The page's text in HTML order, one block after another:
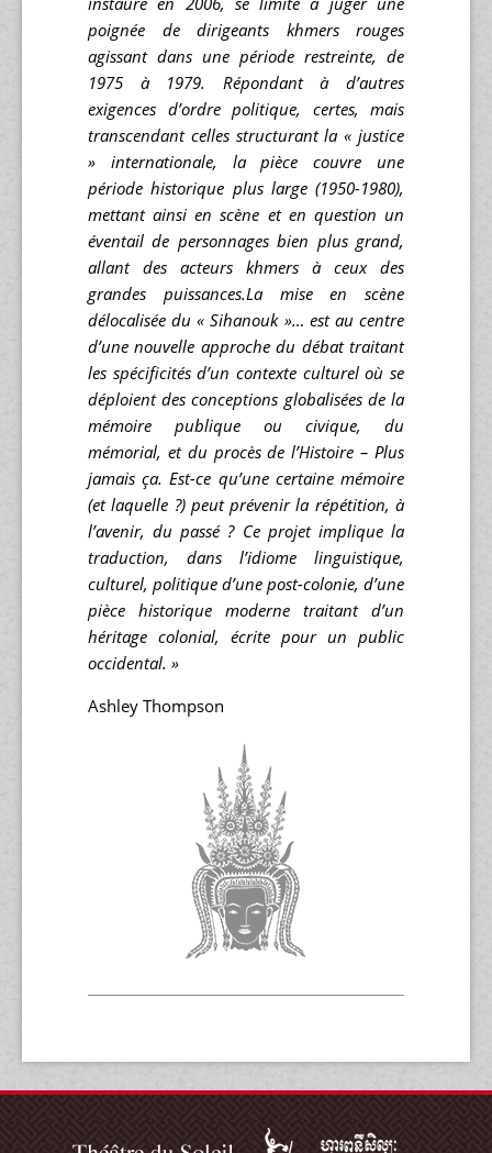
poignée de dirigeants khmers rouges
agissant dans une période restreinte, de
1975 à 1979. Répondant à d’autres
exigences d’ordre politique, certes, mais
transcendant celles structurant la « justice
» internationale, la pièce couvre une
période historique plus large (1950-1980),
mettant ainsi en scène et en question un
éventail de personnages bien plus grand,
allant des acteurs khmers à ceux des
grandes puissances.La mise en scène
délocalisée du « Sihanouk »… est au centre
d’une nouvelle approche du débat traitant
les spécificités d’un contexte culturel où se
déploient des conceptions globalisées de la
mémoire publique ou civique, du
mémorial, et du procès de l’Histoire – Plus
jamais ça. Est-ce qu’une certaine mémoire
(et laquelle ?) peut prévenir la répétition, à
l’avenir, du passé ? Ce projet implique la
traduction, dans l’idiome linguistique,
culturel, politique d’une post-colonie, d’une
pièce historique moderne traitant d’un
héritage colonial, écrite pour un public
occidental. »
Ashley Thompson